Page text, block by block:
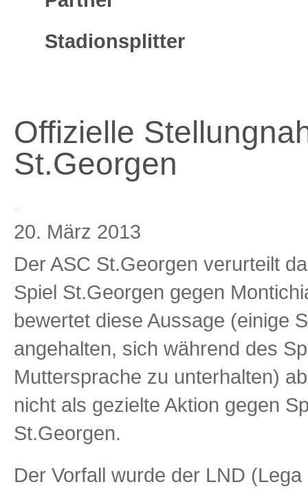
Stadionsplitter
Offizielle
St.Georgen
20. März 2013
Der ASC St.Georgen verurteilt
Spiel St.Georgen gegen
bewertet diese Aussage (einige
angehalten, sich während des
Muttersprache zu unterhalten)
nicht als gezielte Aktion gegen
St.Georgen.
Der Vorfall wurde der LND